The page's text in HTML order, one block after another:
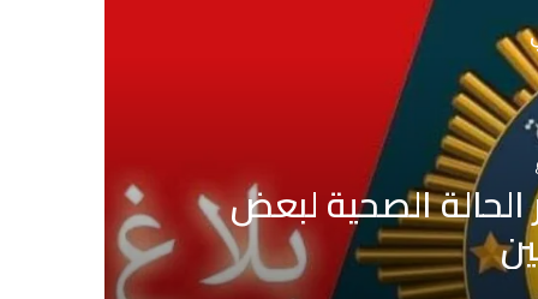
بلدية تونس: لا صحة لبيع قبور
جارية حول التجاوزات